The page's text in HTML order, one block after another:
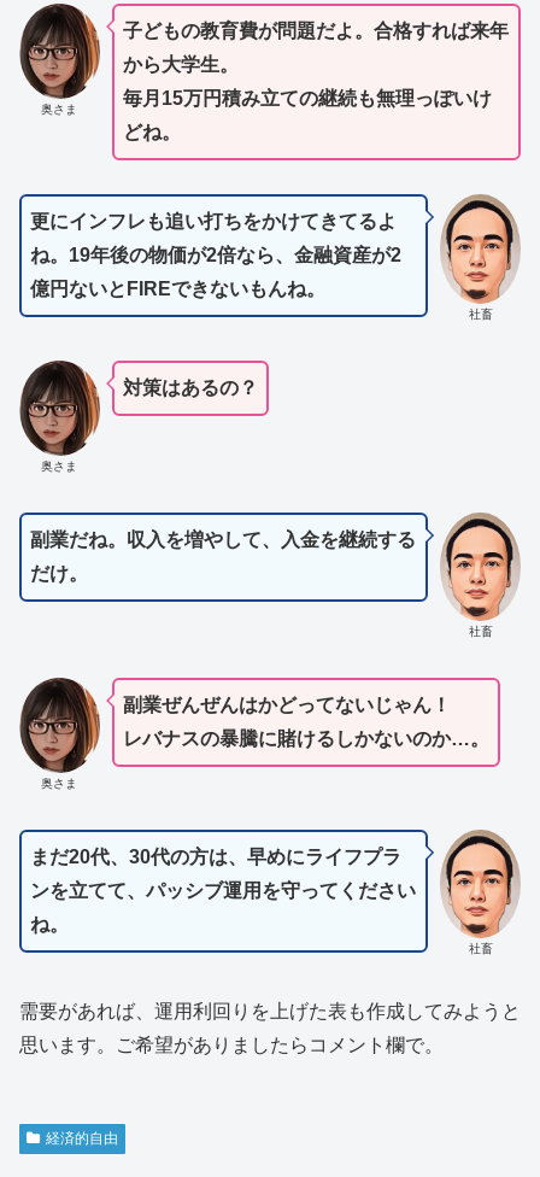
奥さま
子どもの教育費が問題だよ。合格すれば来年
から大学生。
毎月15万円積み立ての継続も無理っぽいけ
どね。
社畜
更にインフレも追い打ちをかけてきてるよ
ね。19年後の物価が2倍なら、金融資産が2
億円ないとFIREできないもんね。
奥さま
対策はあるの？
社畜
副業だね。収入を増やして、入金を継続する
だけ。
奥さま
副業ぜんぜんはかどってないじゃん！
レバナスの暴騰に賭けるしかないのか…。
社畜
まだ20代、30代の方は、早めにライフプラ
ンを立てて、パッシブ運用を守ってください
ね。
需要があれば、運用利回りを上げた表も作成してみようと
思います。ご希望がありましたらコメント欄で。
経済的自由